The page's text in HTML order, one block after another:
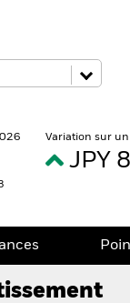
Variation sur
JPY